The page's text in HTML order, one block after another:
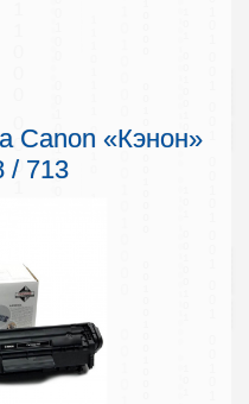
Canon «Кэнон»
/ 713